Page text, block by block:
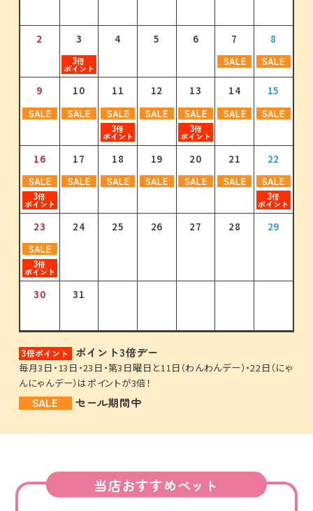
2 3
3倍
ポイント
4 5 6
7
SALE
8
SALE
9
SALE
10
SALE
11
SALE
3倍
ポイント
12
SALE
13
SALE
3倍
ポイント
14
SALE
15
SALE
16
SALE
3倍
ポイント
17
SALE
18
SALE
19
SALE
20
SALE
21
SALE
22
SALE
3倍
ポイント
23
SALE
3倍
ポイント
24 25 26 27 28 29
30 31
6 7 8 9 10 11
3倍
ポイント
12
13
3倍
ポイント
14 15 16 17 18 19
20
3
ポイント
21 22
3
ポイント
23
3
ポイント
24 25 26
27
4 5 6 7 8 9 10
11
3倍
ポイント
12 13
3倍
ポイント
14 15 16 17
18
3倍
19 20 21 22
3倍
23
3倍
24
25 31
8 9 10 11 12 13
3倍
ポイント
14
15
3倍
ポイント
16 17 18 19 20 21
22
3
ポイント
23
3
ポイント
24 25 26 27 28
29
6 7 8 9 10 11
3倍
ポイント
12
13
3倍
ポイント
14 15 16 17 18 19
20
3
ポイント
21 22
3
ポイント
23
3
ポイント
24 25 26
27
3 4 5 6 7 8 9
10 11
3倍
ポイント
12 13
3倍
ポイント
14 15 16
17
3倍
18 19 20 21 22
3倍
23
3倍
24 30
31
3倍ポイント ポイント3倍デー
毎月3日・13日・23日・第3日曜日と11日（わんわんデー）・22日（にゃ
んにゃんデー）はポイントが3倍！
SALE セール期間中
当店おすすめペット